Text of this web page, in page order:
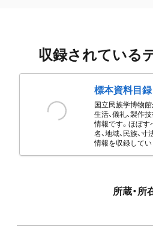
収録されている
標本資料目録
国立民族学博物
生活、儀礼、製作
情報です。ほぼす
名、地域、民族、
情報を収録してい
所蔵・所